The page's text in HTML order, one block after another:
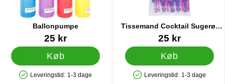
Ballonpumpe
25 kr
Køb
Produkttilgængelighed: På lager
Leveringstid: 1-3 dage
Tissemand Cocktail Sugerør
Små
Varenr 3827025 kr
Køb
Produkttilgængelighed: På lager
Leveringstid: 1-3 dage